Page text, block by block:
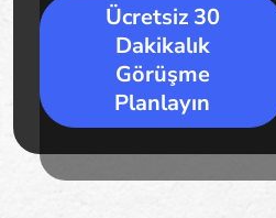
Ücretsiz 30
Dakikalık
Görüşme
Planlayın